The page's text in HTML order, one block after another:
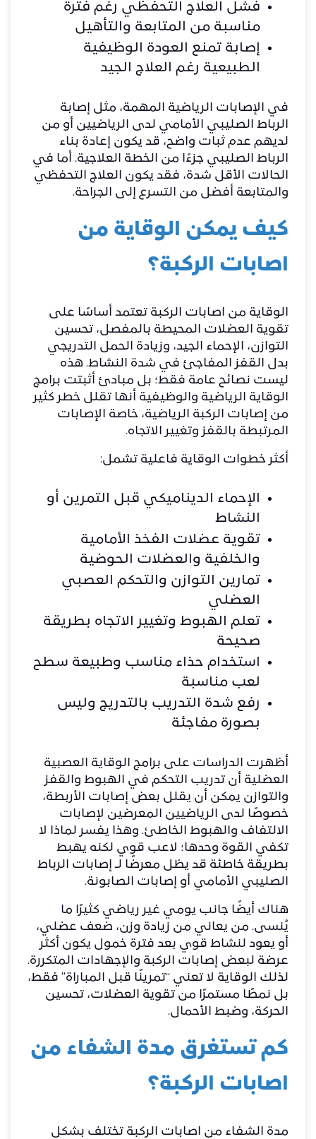
فشل العلاج التحفظي رغم فترة
مناسبة من المتابعة والتأهيل
إصابة تمنع العودة الوظيفية
الطبيعية رغم العلاج الجيد
في الإصابات الرياضية المهمة، مثل إصابة
الرباط الصليبي الأمامي لدى الرياضيين أو من
لديهم عدم ثبات واضح، قد يكون إعادة بناء
الرباط الصليبي جزءًا من الخطة العلاجية. أما في
الحالات الأقل شدة، فقد يكون العلاج التحفظي
والمتابعة أفضل من التسرع إلى الجراحة.
كيف يمكن الوقاية من
اصابات الركبة؟
الوقاية من اصابات الركبة تعتمد أساسًا على
تقوية العضلات المحيطة بالمفصل، تحسين
التوازن، الإحماء الجيد، وزيادة الحمل التدريجي
بدل القفز المفاجئ في شدة النشاط. هذه
ليست نصائح عامة فقط؛ بل مبادئ أثبتت برامج
الوقاية الرياضية والوظيفية أنها تقلل خطر كثير
من إصابات الركبة الرياضية، خاصة الإصابات
المرتبطة بالقفز وتغيير الاتجاه.
أكثر خطوات الوقاية فاعلية تشمل:
الإحماء الديناميكي قبل التمرين أو
النشاط
تقوية عضلات الفخذ الأمامية
والخلفية والعضلات الحوضية
تمارين التوازن والتحكم العصبي
العضلي
تعلم الهبوط وتغيير الاتجاه بطريقة
صحيحة
استخدام حذاء مناسب وطبيعة سطح
لعب مناسبة
رفع شدة التدريب بالتدريج وليس
بصورة مفاجئة
أظهرت الدراسات على برامج الوقاية العصبية
العضلية أن تدريب التحكم في الهبوط والقفز
والتوازن يمكن أن يقلل بعض إصابات الأربطة،
خصوصًا لدى الرياضيين المعرضين لإصابات
الالتفاف والهبوط الخاطئ. وهذا يفسر لماذا لا
تكفي القوة وحدها؛ لاعب قوي لكنه يهبط
بطريقة خاطئة قد يظل معرضًا لـ إصابات الرباط
الصليبي الأمامي أو إصابات الصابونة.
هناك أيضًا جانب يومي غير رياضي كثيرًا ما
يُنسى. من يعاني من زيادة وزن، ضعف عضلي،
أو يعود لنشاط قوي بعد فترة خمول يكون أكثر
عرضة لبعض إصابات الركبة والإجهادات المتكررة.
لذلك الوقاية لا تعني “تمرينًا قبل المباراة” فقط،
بل نمطًا مستمرًا من تقوية العضلات، تحسين
الحركة، وضبط الأحمال.
كم تستغرق مدة الشفاء من
اصابات الركبة؟
مدة الشفاء من اصابات الركبة تختلف بشكل